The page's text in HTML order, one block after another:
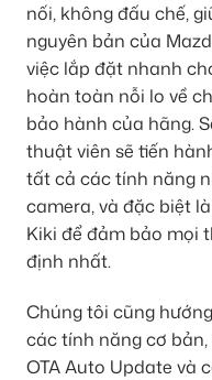
nối, không đấu chế,
nguyên bản của
việc lắp đặt nhanh
hoàn toàn nỗi lo về
bảo hành của hãng.
thuật viên sẽ tiến
tất cả các tính năng
camera, và đặc biệt
Kiki để đảm bảo mọi
định nhất.
Chúng tôi cũng
các tính năng cơ
OTA Auto Update và